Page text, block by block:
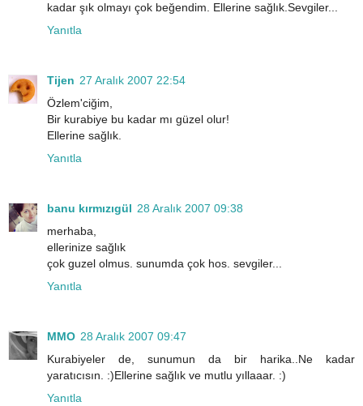
kadar şık olmayı çok beğendim. Ellerine sağlık.Sevgiler...
Yanıtla
Tijen 27 Aralık 2007 22:54
Özlem'ciğim,
Bir kurabiye bu kadar mı güzel olur!
Ellerine sağlık.
Yanıtla
banu kırmızıgül 28 Aralık 2007 09:38
merhaba,
ellerinize sağlık
çok guzel olmus. sunumda çok hos. sevgiler...
Yanıtla
MMO 28 Aralık 2007 09:47
Kurabiyeler de, sunumun da bir harika..Ne kadar
yaratıcısın. :)Ellerine sağlık ve mutlu yıllaaar. :)
Yanıtla